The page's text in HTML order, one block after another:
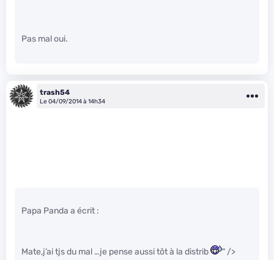
Pas mal oui.
trash54
Le 04/09/2014 à 14h34
Papa Panda a écrit :
Mate,j’ai tjs du mal …je pense aussi tôt à la distrib " />